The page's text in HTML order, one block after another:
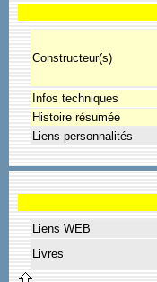
Constructeur(s)
Infos techniques
Histoire résumée
Liens personnalités
Liens WEB
Livres